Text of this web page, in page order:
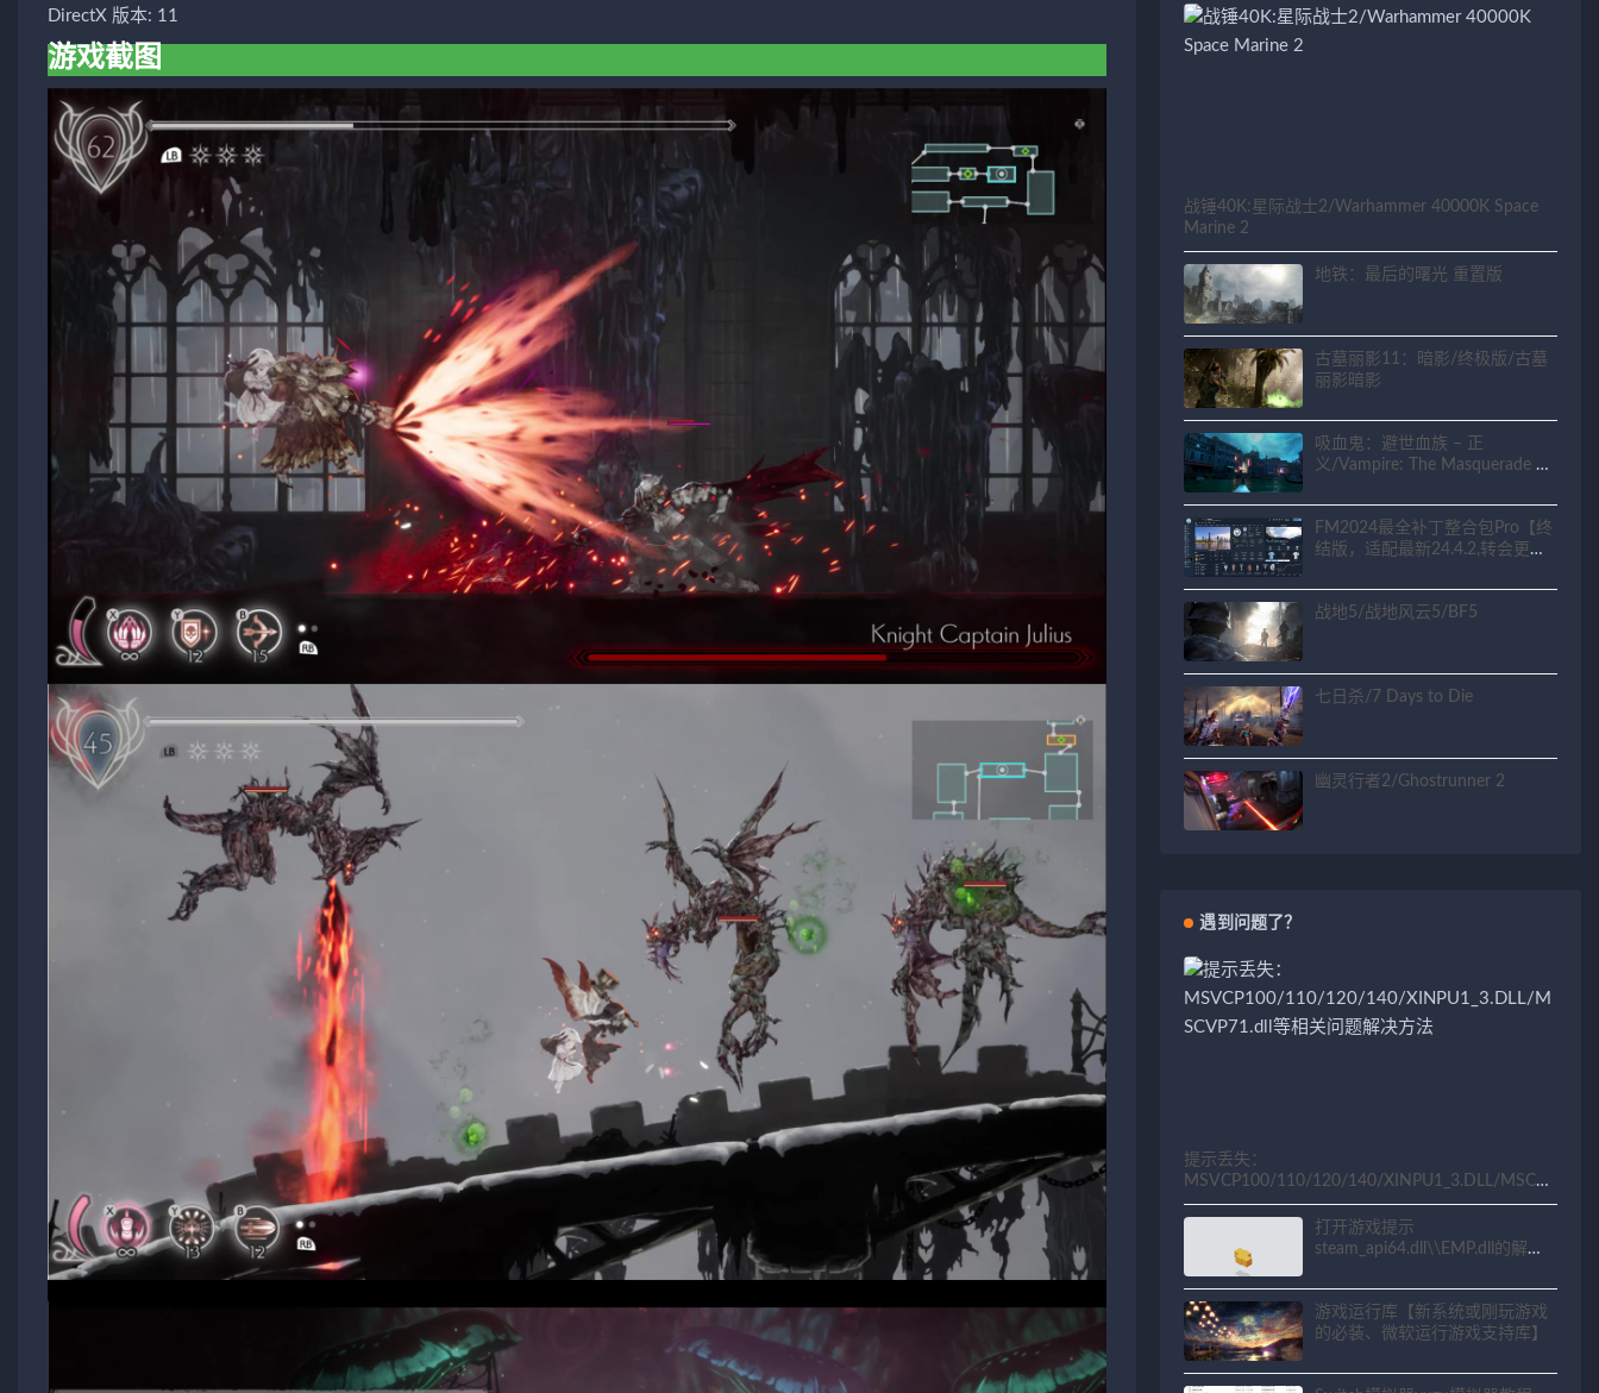
DirectX 版本: 11
游戏截图
战锤40K:星际战士2/Warhammer 40000K Space
Marine 2
地铁：最后的曙光 重置版
古墓丽影11：暗影/终极版/古墓
丽影暗影
吸血鬼：避世血族 – 正
义/Vampire: The Masquerade –
FM2024最全补丁整合包Pro【终
结版，适配最新24.4.2,转会更新
战地5/战地风云5/BF5
七日杀/7 Days to Die
幽灵行者2/Ghostrunner 2
遇到问题了？
提示丢失：
MSVCP100/110/120/140/XINPU1_3.DLL/MSCV
P71.dll等相关问题解决方法
打开游戏提示
steam_api64.dll\\EMP.dll的解决
游戏运行库【新系统或刚玩游戏
的必装、微软运行游戏支持库】